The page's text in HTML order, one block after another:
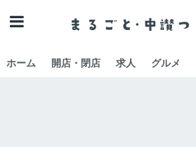
ホーム 開店・閉店 求人 グルメ